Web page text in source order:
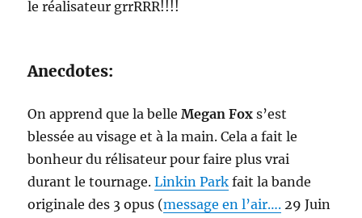
le réalisateur grrRRR!!!!
Anecdotes:
On apprend que la belleMegan Fox s’est
blessée au visage et à la main. Cela a fait le
bonheur du rélisateur pour faire plus vrai
durant le tournage.Linkin Park fait la bande
originale des 3 opus (message en l’air…. 29 Juin